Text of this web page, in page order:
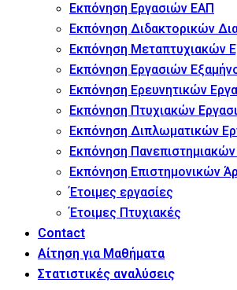
Εκπόνηση Εργασιών ΕΑΠ
Εκπόνηση Διδακτορικών
Εκπόνηση Μεταπτυχιακών
Εκπόνηση Εργασιών
Εκπόνηση Ερευνητικών
Εκπόνηση Πτυχιακών
Εκπόνηση Διπλωματικών
Εκπόνηση
Εκπόνηση Επιστημονικών
Έτοιμες εργασίες
Έτοιμες Πτυχιακές
Contact
Αίτηση για Μαθήματα
Στατιστικές αναλύσεις